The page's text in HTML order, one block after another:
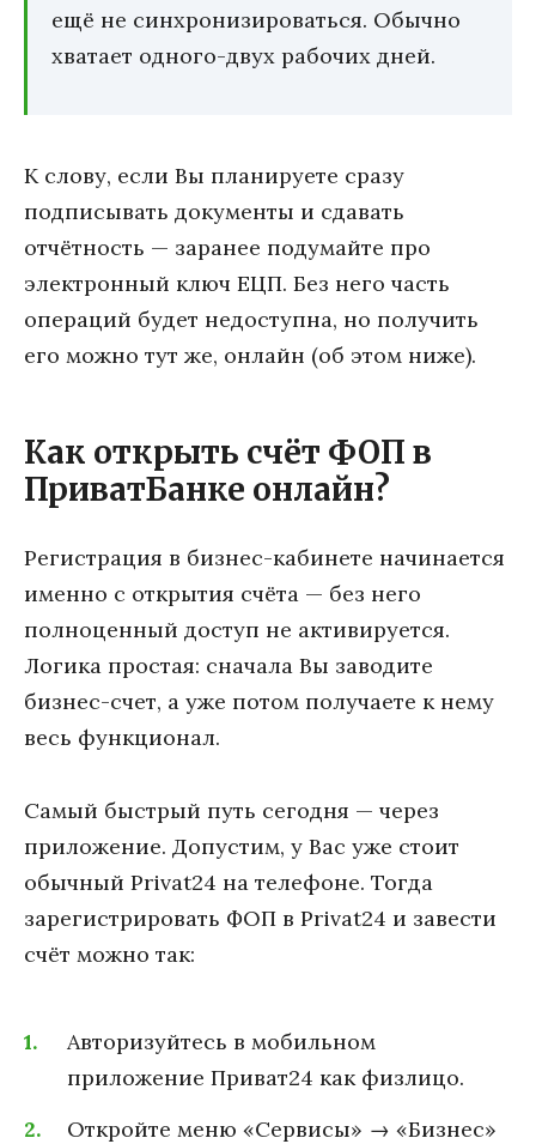
ещё не синхронизироваться. Обычно
хватает одного-двух рабочих дней.
К слову, если Вы планируете сразу
подписывать документы и сдавать
отчётность — заранее подумайте про
электронный ключ ЕЦП. Без него часть
операций будет недоступна, но получить
его можно тут же, онлайн (об этом ниже).
Как открыть счёт ФОП в
ПриватБанке онлайн?
Регистрация в бизнес-кабинете начинается
именно с открытия счёта — без него
полноценный доступ не активируется.
Логика простая: сначала Вы заводите
бизнес-счет, а уже потом получаете к нему
весь функционал.
Самый быстрый путь сегодня — через
приложение. Допустим, у Вас уже стоит
обычный Privat24 на телефоне. Тогда
зарегистрировать ФОП в Privat24 и завести
счёт можно так:
Авторизуйтесь в мобильном
приложение Приват24 как физлицо.
Откройте меню «Сервисы» → «Бизнес»